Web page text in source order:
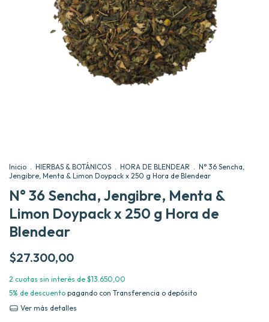
Inicio . HIERBAS & BOTÁNICOS . HORA DE BLENDEAR . N° 36 Sencha,
Jengibre, Menta & Limon Doypack x 250 g Hora de Blendear
N° 36 Sencha, Jengibre, Menta &
Limon Doypack x 250 g Hora de
Blendear
$27.300,00
2 cuotas sin interés de $13.650,00
5% de descuento pagando con Transferencia o depósito
Ver más detalles